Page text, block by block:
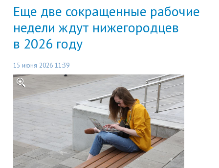
Еще две сокращенные рабочие
недели ждут нижегородцев
в 2026 году
15 июня 2026 11:39